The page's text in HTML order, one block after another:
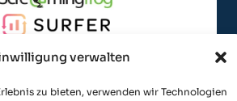
verwalten
zu bieten, verwenden wir Technologien